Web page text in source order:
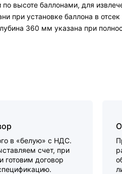
высоте баллонами, для
при установке баллона в отсек
360 мм указана при
в «белую» с НДС.
счет, при
готовим договор